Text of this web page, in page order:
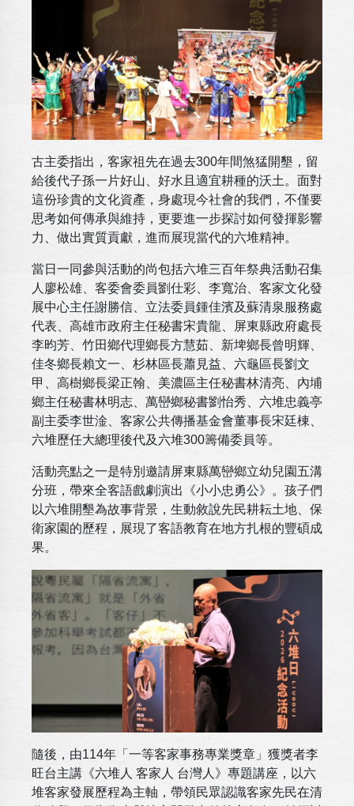
古主委指出，客家祖先在過去300年間煞猛開墾，留
給後代子孫一片好山、好水且適宜耕種的沃土。面對
這份珍貴的文化資產，身處現今社會的我們，不僅要
思考如何傳承與維持，更要進一步探討如何發揮影響
力、做出實質貢獻，進而展現當代的六堆精神。
當日一同參與活動的尚包括六堆三百年祭典活動召集
人廖松雄、客委會委員劉仕彩、李寬治、客家文化發
展中心主任謝勝信、立法委員鍾佳濱及蘇清泉服務處
代表、高雄市政府主任秘書宋貴龍、屏東縣政府處長
李昀芳、竹田鄉代理鄉長方慧茹、新埤鄉長曾明輝、
佳冬鄉長賴文一、杉林區長蕭見益、六龜區長劉文
甲、高樹鄉長梁正翰、美濃區主任秘書林清亮、內埔
鄉主任秘書林明志、萬巒鄉秘書劉怡秀、六堆忠義亭
副主委李世淦、客家公共傳播基金會董事長宋廷棟、
六堆歷任大總理後代及六堆300籌備委員等。
活動亮點之一是特別邀請屏東縣萬巒鄉立幼兒園五溝
分班，帶來全客語戲劇演出《小小忠勇公》。孩子們
以六堆開墾為故事背景，生動敘說先民耕耘土地、保
衛家園的歷程，展現了客語教育在地方扎根的豐碩成
果。
隨後，由114年「一等客家事務專業獎章」獲獎者李
旺台主講《六堆人 客家人 台灣人》專題講座，以六
堆客家發展歷程為主軸，帶領民眾認識客家先民在清